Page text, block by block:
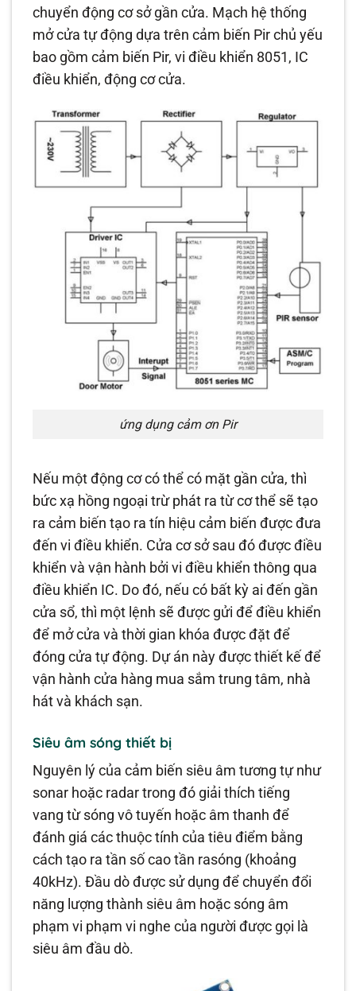
chuyển động cơ sở gần cửa. Mạch hệ thống
mở cửa tự động dựa trên cảm biến Pir chủ yếu
bao gồm cảm biến Pir, vi điều khiển 8051, IC
điều khiển, động cơ cửa.
ứng dụng cảm ơn Pir
Nếu một động cơ có thể có mặt gần cửa, thì
bức xạ hồng ngoại trừ phát ra từ cơ thể sẽ tạo
ra cảm biến tạo ra tín hiệu cảm biến được đưa
đến vi điều khiển. Cửa cơ sở sau đó được điều
khiển và vận hành bởi vi điều khiển thông qua
điều khiển IC. Do đó, nếu có bất kỳ ai đến gần
cửa sổ, thì một lệnh sẽ được gửi để điều khiển
để mở cửa và thời gian khóa được đặt để
đóng cửa tự động. Dự án này được thiết kế để
vận hành cửa hàng mua sắm trung tâm, nhà
hát và khách sạn.
Siêu âm sóng thiết bị
Nguyên lý của cảm biến siêu âm tương tự như
sonar hoặc radar trong đó giải thích tiếng
vang từ sóng vô tuyến hoặc âm thanh để
đánh giá các thuộc tính của tiêu điểm bằng
cách tạo ra tần số cao tần rasóng (khoảng
40kHz). Đầu dò được sử dụng để chuyển đổi
năng lượng thành siêu âm hoặc sóng âm
phạm vi phạm vi nghe của người được gọi là
siêu âm đầu dò.